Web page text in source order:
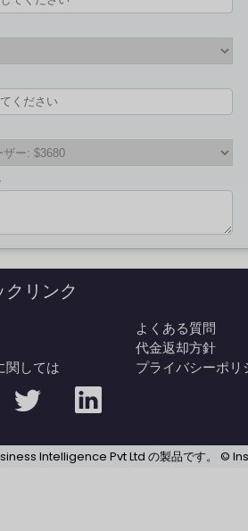
クリンク
よくある質問
代金返却方針
関しては
プライバシーポリ
Intelligence Pvt Ltd の製品です。 ©